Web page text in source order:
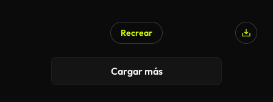
Recrear
Cargar más